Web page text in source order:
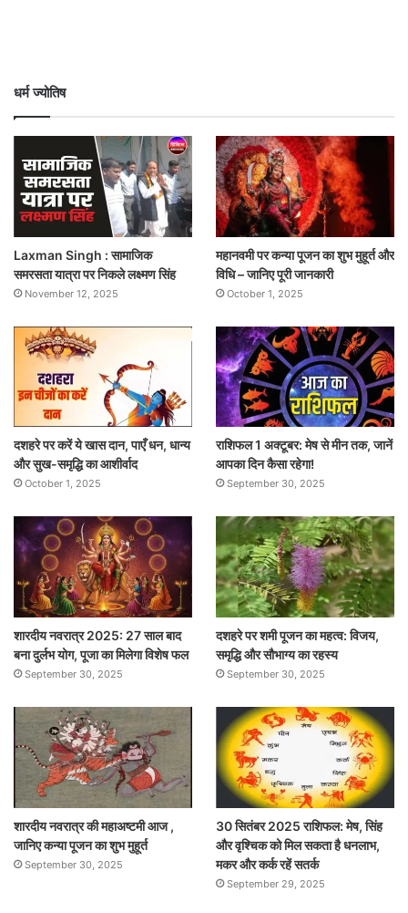
धर्म ज्योतिष
Laxman Singh : सामाजिक
समरसता यात्रा पर निकले लक्ष्मण सिंह
November 12, 2025
महानवमी पर कन्या पूजन का शुभ मुहूर्त और
विधि – जानिए पूरी जानकारी
October 1, 2025
दशहरे पर करें ये खास दान, पाएँ धन, धान्य
और सुख-समृद्धि का आशीर्वाद
October 1, 2025
राशिफल 1 अक्टूबर: मेष से मीन तक, जानें
आपका दिन कैसा रहेगा!
September 30, 2025
शारदीय नवरात्र 2025: 27 साल बाद
बना दुर्लभ योग, पूजा का मिलेगा विशेष फल
September 30, 2025
दशहरे पर शमी पूजन का महत्व: विजय,
समृद्धि और सौभाग्य का रहस्य
September 30, 2025
शारदीय नवरात्र की महाअष्टमी आज ,
जानिए कन्या पूजन का शुभ मुहूर्त
September 30, 2025
30 सितंबर 2025 राशिफल: मेष, सिंह
और वृश्चिक को मिल सकता है धनलाभ,
मकर और कर्क रहें सतर्क
September 29, 2025